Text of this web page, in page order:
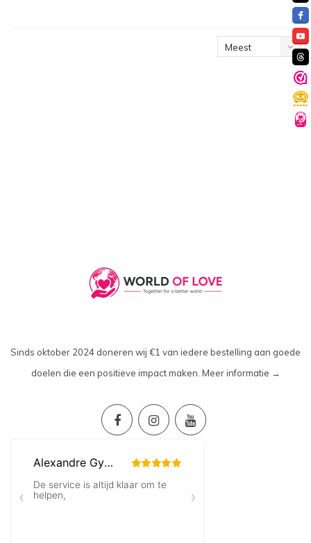
Meest
Sinds oktober 2024 doneren wij €1 van iedere bestelling aan goede
doelen die een positieve impact maken. Meer informatie →